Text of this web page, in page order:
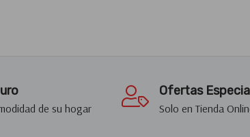
de su hogar
Ofertas
Solo en Tienda